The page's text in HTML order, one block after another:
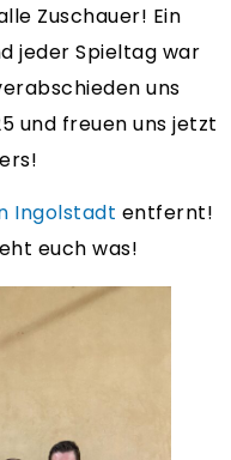
Zuschauer! Ein
jeder Spieltag war
uns
und freuen uns jetzt
Ingolstadt entfernt!
euch was!